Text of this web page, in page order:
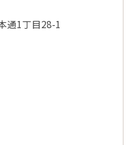
通1丁目28-1